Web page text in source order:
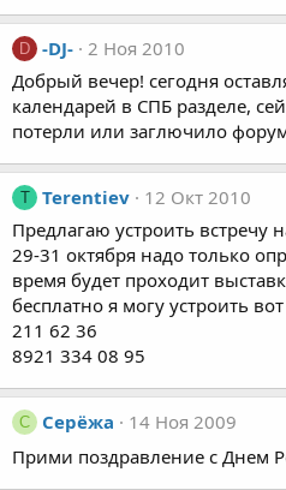
D -DJ- 2 Ноя 2010
Добрый вечер! сегодня
календарей в СПБ разделе,
потерли или заглючило
T Terentiev
12 Окт 2010
Предлагаю устроить встречу
29-31 октября надо только
время будет проходит
бесплатно я могу устроить
211 62 36
8921 334 08 95
C Cерёжа
14 Ноя 2009
Прими поздравление с Днем